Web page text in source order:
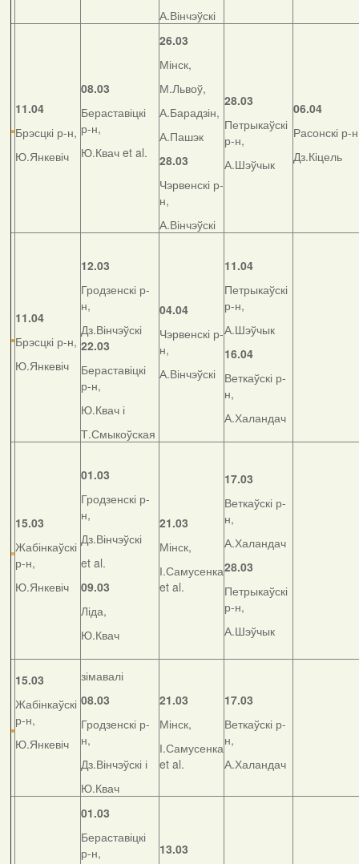
А.Вінчэўскі
11.04
Брэсцкі р-н,
Ю.Янкевіч
08.03
Бераставіцкі
р-н,
Ю.Квач et al.
26.03
Мінск,
М.Львоў,
А.Барадзін,
А.Пашэк
28.03
Чэрвенскі р-
н,
А.Вінчэўскі
28.03
Петрыкаўскі
р-н,
А.Шэўчык
06.04
Расонскі р-
Дз.Кіцель
11.04
Брэсцкі р-н,
Ю.Янкевіч
12.03
Гродзенскі р-
н,
Дз.Вінчэўскі
22.03
Бераставіцкі
р-н,
Ю.Квач і
Т.Смыкоўская
04.04
Чэрвенскі р-
н,
А.Вінчэўскі
11.04
Петрыкаўскі
р-н,
А.Шэўчык
16.04
Веткаўскі р-
н,
А.Халандач
15.03
Жабінкаўскі
р-н,
Ю.Янкевіч
01.03
Гродзенскі р-
н,
Дз.Вінчэўскі
et al.
09.03
Ліда,
Ю.Квач
21.03
Мінск,
І.Самусенка
et al.
17.03
Веткаўскі р-
н,
А.Халандач
28.03
Петрыкаўскі
р-н,
А.Шэўчык
15.03
Жабінкаўскі
р-н,
Ю.Янкевіч
зімавалі
08.03
Гродзенскі р-
н,
Дз.Вінчэўскі і
Ю.Квач
21.03
Мінск,
І.Самусенка
et al.
17.03
Веткаўскі р-
н,
А.Халандач
01.03
Бераставіцкі
р-н,
13.03